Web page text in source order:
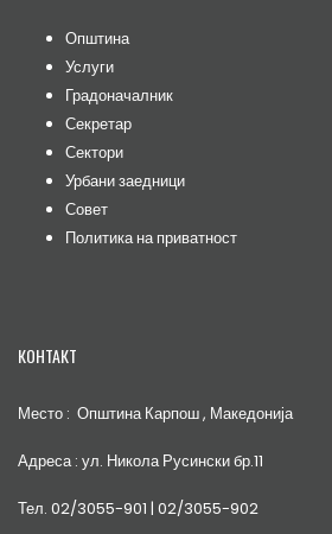
Општина
Услуги
Градоначалник
Секретар
Сектори
Урбани заедници
Совет
Политика на приватност
КОНТАКТ
Место : Општина Карпош , Македонија
Адреса : ул. Никола Русински бр.11
Тел. 02/3055-901 | 02/3055-902